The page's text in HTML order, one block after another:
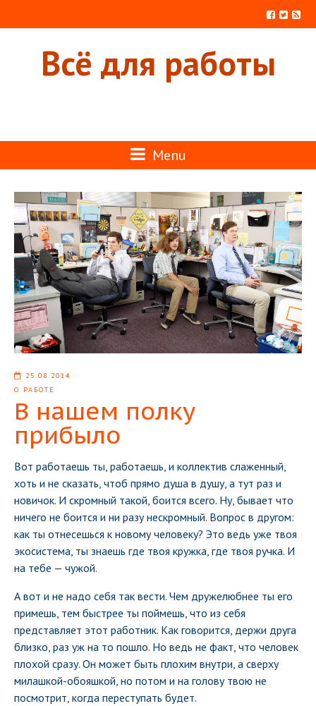
Всё для работы
Menu
25.08.2014
О РАБОТЕ
В нашем полку
прибыло
Вот работаешь ты, работаешь, и коллектив слаженный,
хоть и не сказать, чтоб прямо душа в душу, а тут раз и
новичок. И скромный такой, боится всего. Ну, бывает что
ничего не боится и ни разу нескромный. Вопрос в другом:
как ты отнесешься к новому человеку? Это ведь уже твоя
экосистема, ты знаешь где твоя кружка, где твоя ручка. И
на тебе — чужой.
А вот и не надо себя так вести. Чем дружелюбнее ты его
примешь, тем быстрее ты поймешь, что из себя
представляет этот работник. Как говорится, держи друга
близко, раз уж на то пошло. Но ведь не факт, что человек
плохой сразу. Он может быть плохим внутри, а сверху
милашкой-обояшкой, но потом и на голову твою не
посмотрит, когда переступать будет.